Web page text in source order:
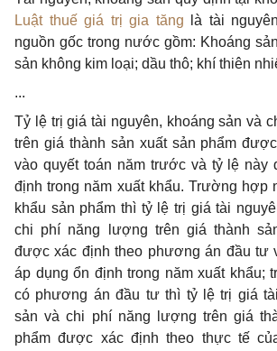
Luật thuế giá trị gia tăng là tài
nguồn gốc trong nước gồm: Khoáng
sản không kim loại; dầu thô; khí thiên
...
Tỷ lệ trị giá tài nguyên, khoáng sản và
trên giá thành sản xuất sản phẩm
vào quyết toán năm trước và tỷ lệ này
định trong năm xuất khẩu. Trường hợp
khẩu sản phẩm thì tỷ lệ trị giá tài
chi phí năng lượng trên giá thành
được xác định theo phương án đầu tư
áp dụng ổn định trong năm xuất khẩu;
có phương án đầu tư thì tỷ lệ trị giá
sản và chi phí năng lượng trên giá
phẩm được xác định theo thực tế